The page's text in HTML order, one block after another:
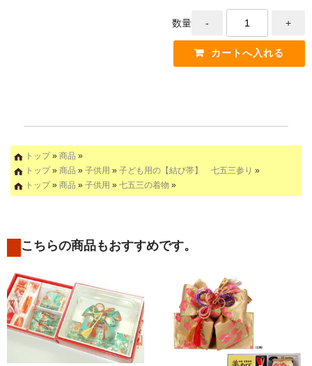
数量
トップ» 商品 »
トップ» 商品 » 子供用 » 子ども用の【結び帯】 七五三参り »
トップ» 商品 » 子供用 » 七五三の着物 »
こちらの商品もおすすめです。